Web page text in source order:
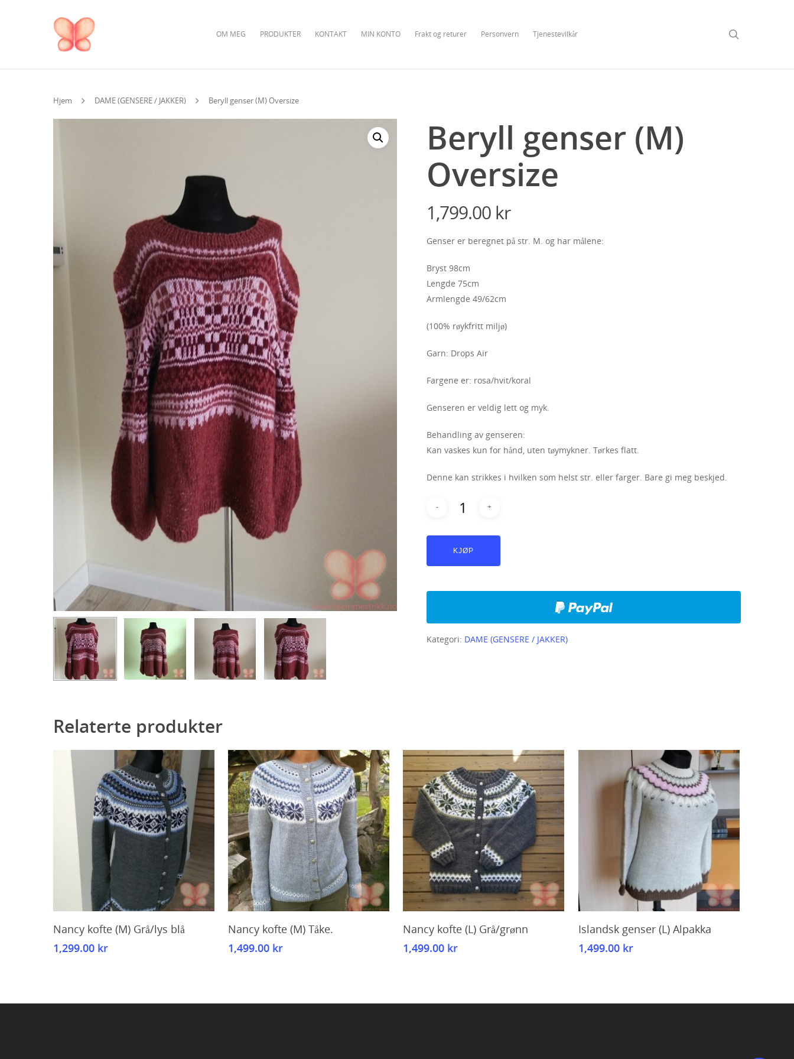
OM MEG PRODUKTER KONTAKT MIN KONTO Frakt og returer Personvern Tjenestevilkår
Hjem DAME (GENSERE / JAKKER) Beryll genser (M) Oversize
Beryll genser (M)
Oversize
1,799.00 kr
Genser er beregnet på str. M. og har målene:
Bryst 98cm
Lengde 75cm
Armlengde 49/62cm
(100% røykfritt miljø)
Garn: Drops Air
Fargene er: rosa/hvit/koral
Genseren er veldig lett og myk.
Behandling av genseren:
Kan vaskes kun for hånd, uten tøymykner. Tørkes flatt.
Denne kan strikkes i hvilken som helst str. eller farger. Bare gi meg beskjed.
KJØP
Kategori: DAME (GENSERE / JAKKER)
Relaterte produkter
Kjøp
Nancy kofte (M) Grå/lys blå
1,299.00 kr
Kjøp
Nancy kofte (M) Tåke.
1,499.00 kr
Kjøp
Nancy kofte (L) Grå/grønn
1,499.00 kr
Kjøp
Islandsk genser (L) Alpakka
1,499.00 kr